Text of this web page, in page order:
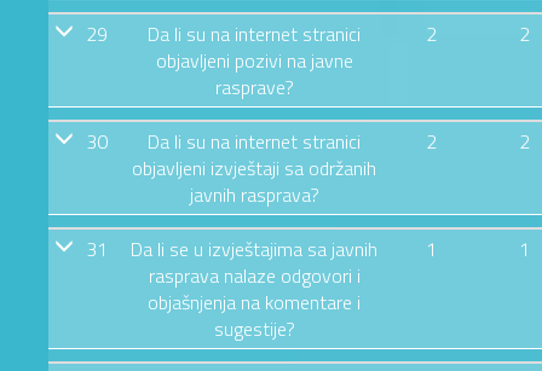
29
Da li su na internet stranici
objavljeni pozivi na javne
rasprave?
2 2
30
Da li su na internet stranici
objavljeni izvještaji sa održanih
javnih rasprava?
2 2
31
Da li se u izvještajima sa javnih
rasprava nalaze odgovori i
objašnjenja na komentare i
sugestije?
1 1